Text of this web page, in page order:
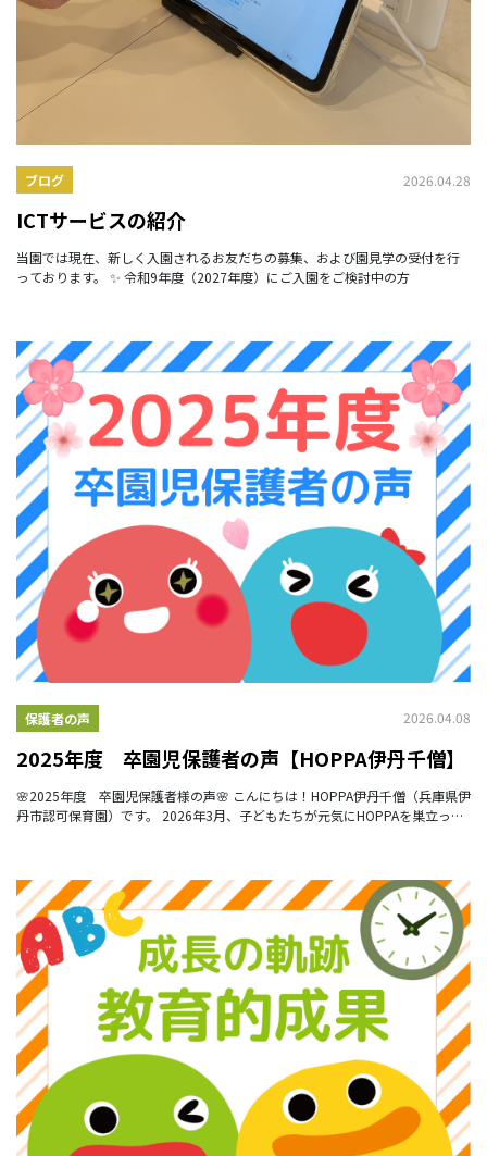
ブログ 2026.04.28
ICTサービスの紹介
当園では現在、新しく入園されるお友だちの募集、および園見学の受付を行
っております。 ✨ 令和9年度（2027年度）にご入園をご検討中の方
保護者の声 2026.04.08
2025年度 卒園児保護者の声【HOPPA伊丹千僧】
🌸2025年度 卒園児保護者様の声🌸 こんにちは！HOPPA伊丹千僧（兵庫県伊
丹市認可保育園）です。 2026年3月、子どもたちが元気にHOPPAを巣立って